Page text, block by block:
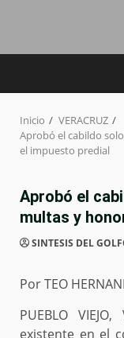
Inicio
VERACRUZ
Aprobó el cabildo
el impuesto predial
Aprobó el
multas y
SINTESIS DEL
Por TEO
PUEBLO
existente en el